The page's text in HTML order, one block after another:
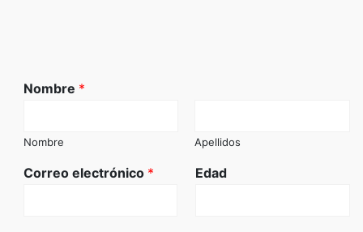
Nombre *
Nombre Apellidos
Correo electrónico * Edad